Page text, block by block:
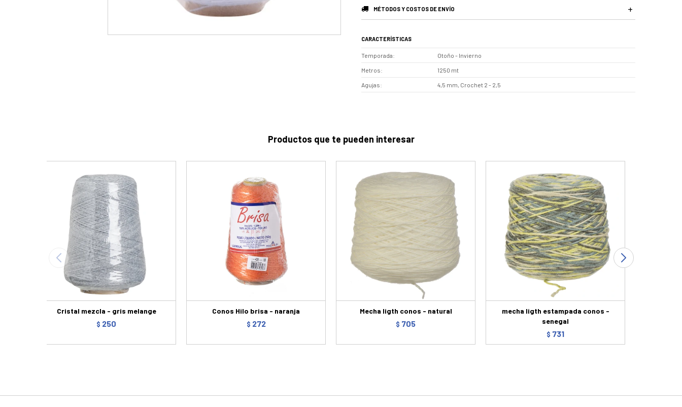
MÉTODOS Y COSTOS DE ENVÍO
CARACTERÍSTICAS
Temporada Otoño - Invierno
Metros 1250 mt
Agujas 4,5 mm, Crochet 2 - 2,5
Productos que te pueden interesar
Cristal mezcla - gris melange
$ 250
Conos Hilo brisa - naranja
$ 272
Mecha ligth conos - natural
$ 705
mecha ligth estampada conos -
senegal
$ 731